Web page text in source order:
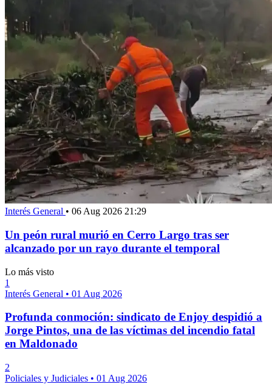
Interés General • 06 Aug 2026 21:29
Un peón rural murió en Cerro Largo tras ser
alcanzado por un rayo durante el temporal
Lo más visto
1
Interés General • 01 Aug 2026
Profunda conmoción: sindicato de Enjoy despidió a
Jorge Pintos, una de las víctimas del incendio fatal
en Maldonado
2
Policiales y Judiciales • 01 Aug 2026